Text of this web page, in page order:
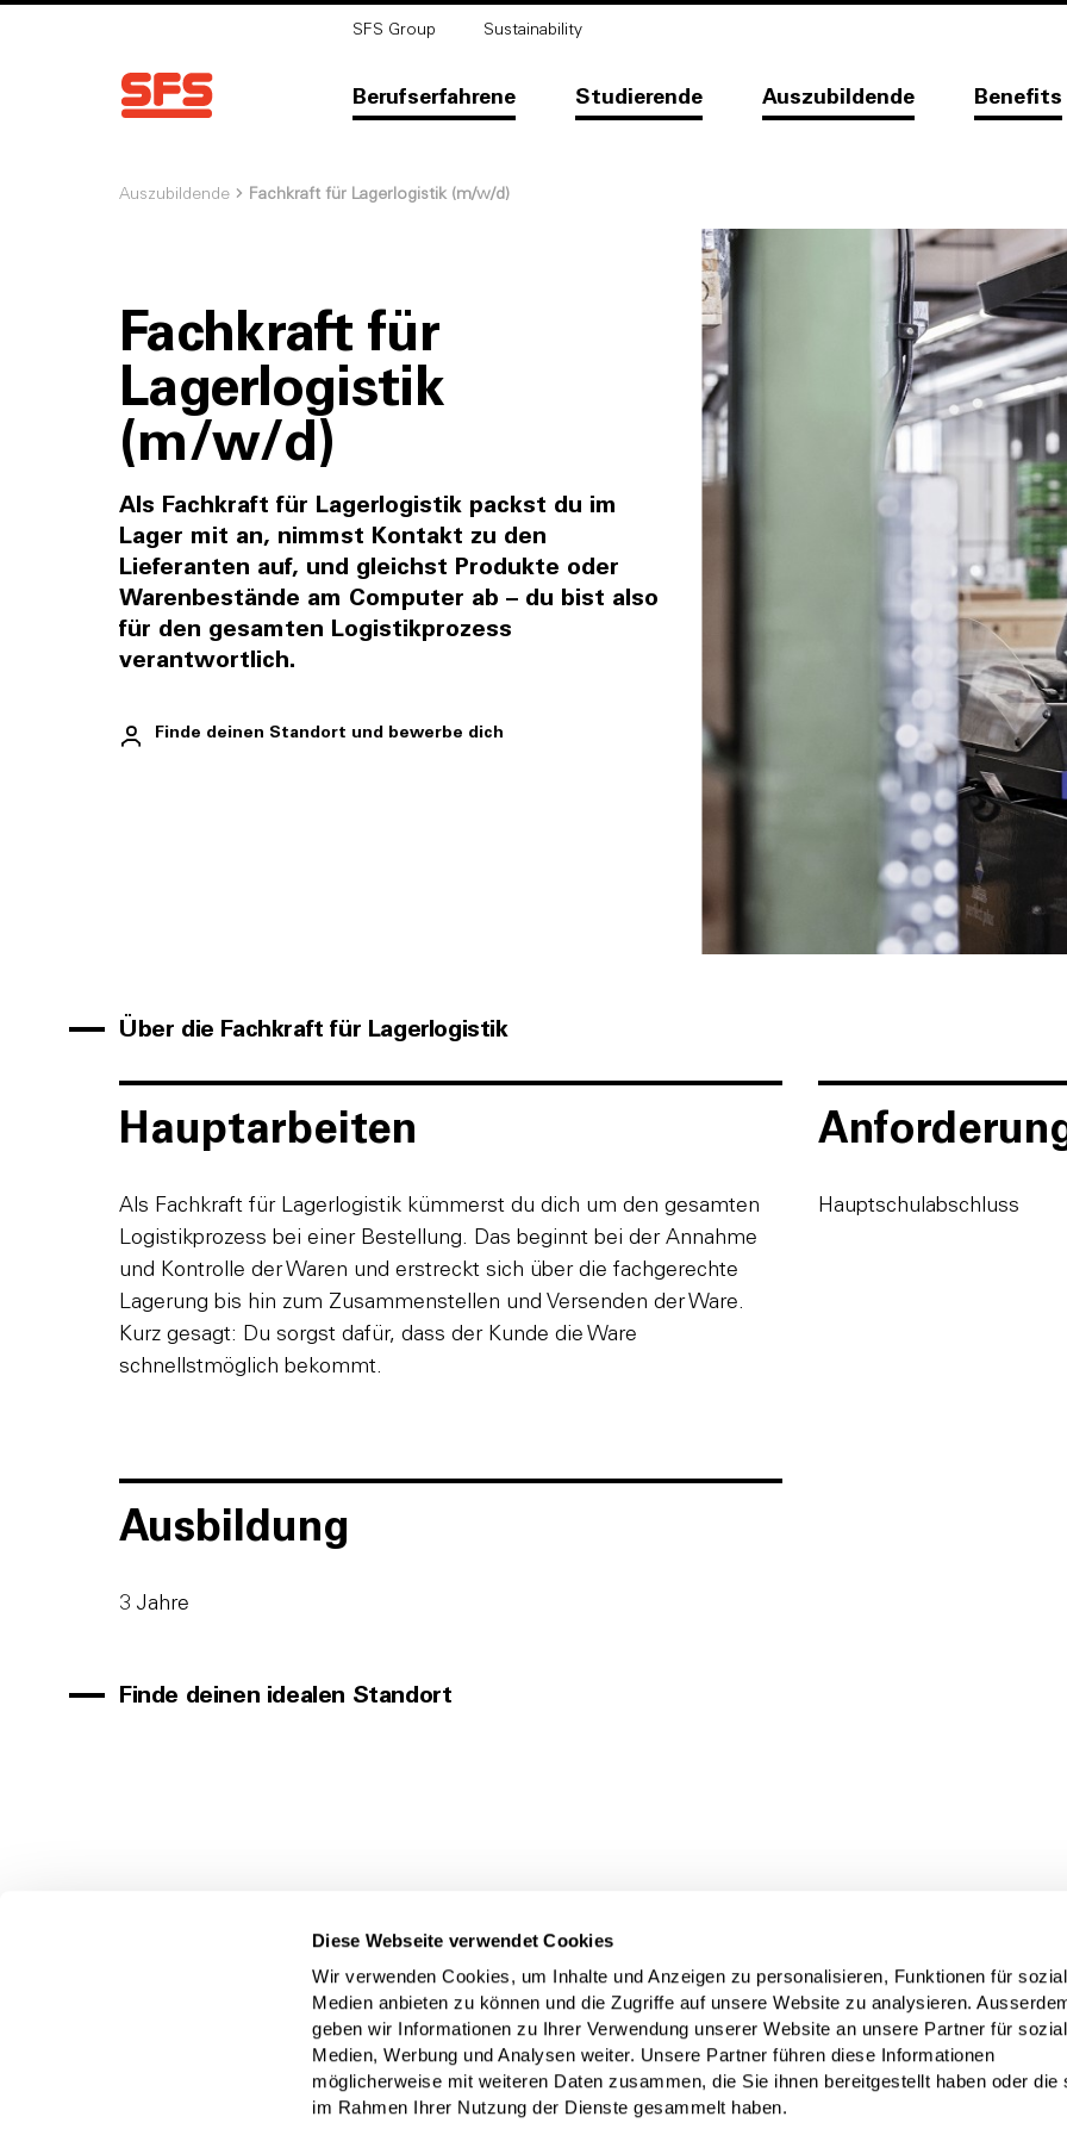
Diese Webseite verwendet Cookies
Wir verwenden Cookies, um Inhalte und Anzeigen zu personalisieren, Funktionen für
Medien anbieten zu können und die Zugriffe auf unsere Website zu analysieren.
geben wir Informationen zu Ihrer Verwendung unserer Website an unsere Partner für
Medien, Werbung und Analysen weiter. Unsere Partner führen diese Informationen
möglicherweise mit weiteren Daten zusammen, die Sie ihnen bereitgestellt haben oder die
im Rahmen Ihrer Nutzung der Dienste gesammelt haben.
SFS Group Sustainability
Berufserfahrene Studierende Auszubildende Benefits
Auszubildende Fachkraft für Lagerlogistik (m/w/d)
Fachkraft für
Lagerlogistik
(m/w/d)
Als Fachkraft für Lagerlogistik packst du im
Lager mit an, nimmst Kontakt zu den
Lieferanten auf, und gleichst Produkte oder
Warenbestände am Computer ab – du bist also
für den gesamten Logistikprozess
verantwortlich.
Finde deinen Standort und bewerbe dich
Über die Fachkraft für Lagerlogistik
Hauptarbeiten
Als Fachkraft für Lagerlogistik kümmerst du dich um den gesamten
Logistikprozess bei einer Bestellung. Das beginnt bei der Annahme
und Kontrolle der Waren und erstreckt sich über die fachgerechte
Lagerung bis hin zum Zusammenstellen und Versenden der Ware.
Kurz gesagt: Du sorgst dafür, dass der Kunde die Ware
schnellstmöglich bekommt.
Hauptschulabschluss
Ausbildung
3 Jahre
Finde deinen idealen Standort